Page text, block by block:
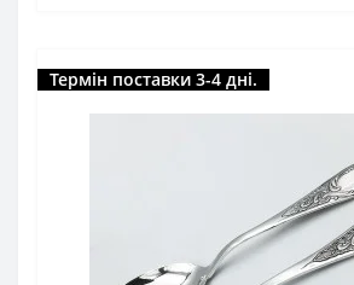
Термін поставки 3-4 дні.